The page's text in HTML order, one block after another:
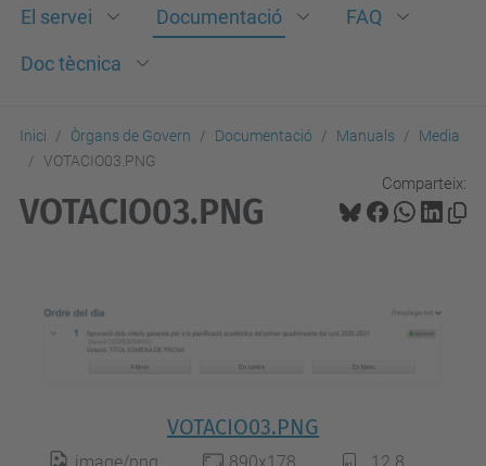
El servei Documentació FAQ
Doc tècnica
Inici Òrgans de Govern Documentació Manuals
Media
VOTACIO03.PNG
Comparteix:
VOTACIO03.PNG
VOTACIO03.PNG